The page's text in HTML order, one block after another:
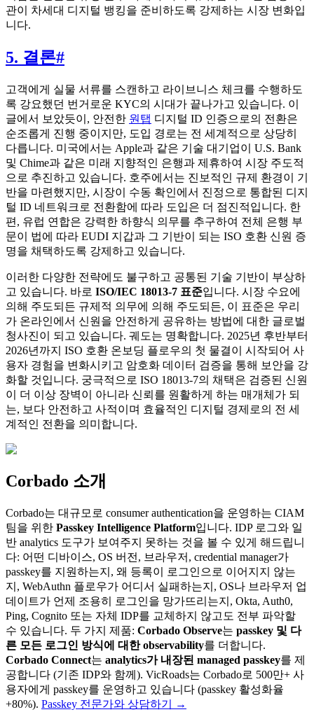
관이 차세대 디지털 뱅킹을 준비하도록 강제하는 시장 변화입
니다.
5. 결론#
고객에게 실물 서류를 스캔하고 라이브니스 체크를 수행하도
록 강요했던 번거로운 KYC의 시대가 끝나가고 있습니다. 이
글에서 보았듯이, 안전한 원탭 디지털 ID 인증으로의 전환은
순조롭게 진행 중이지만, 도입 경로는 전 세계적으로 상당히
다릅니다. 미국에서는 Apple과 같은 기술 대기업이 U.S. Bank
및 Chime과 같은 미래 지향적인 은행과 제휴하여 시장 주도적
으로 추진하고 있습니다. 호주에서는 진보적인 규제 환경이 기
반을 마련했지만, 시장이 수동 확인에서 진정으로 통합된 디지
털 ID 네트워크로 전환함에 따라 도입은 더 점진적입니다. 한
편, 유럽 연합은 강력한 하향식 의무를 추구하여 전체 은행 부
문이 법에 따라 EUDI 지갑과 그 기반이 되는 ISO 호환 신원 증
명을 채택하도록 강제하고 있습니다.
이러한 다양한 전략에도 불구하고 공통된 기술 기반이 부상하
고 있습니다. 바로 ISO/IEC 18013-7 표준입니다. 시장 수요에
의해 주도되든 규제적 의무에 의해 주도되든, 이 표준은 우리
가 온라인에서 신원을 안전하게 공유하는 방법에 대한 글로벌
청사진이 되고 있습니다. 궤도는 명확합니다. 2025년 후반부터
2026년까지 ISO 호환 온보딩 플로우의 첫 물결이 시작되어 사
용자 경험을 변화시키고 암호화 데이터 검증을 통해 보안을 강
화할 것입니다. 궁극적으로 ISO 18013-7의 채택은 검증된 신원
이 더 이상 장벽이 아니라 신뢰를 원활하게 하는 매개체가 되
는, 보다 안전하고 사적이며 효율적인 디지털 경제로의 전 세
계적인 전환을 의미합니다.
Corbado 소개
Corbado는 대규모로 consumer authentication을 운영하는 CIAM
팀을 위한 Passkey Intelligence Platform입니다. IDP 로그와 일
반 analytics 도구가 보여주지 못하는 것을 볼 수 있게 해드립니
다: 어떤 디바이스, OS 버전, 브라우저, credential manager가
passkey를 지원하는지, 왜 등록이 로그인으로 이어지지 않는
지, WebAuthn 플로우가 어디서 실패하는지, OS나 브라우저 업
데이트가 언제 조용히 로그인을 망가뜨리는지, Okta, Auth0,
Ping, Cognito 또는 자체 IDP를 교체하지 않고도 전부 파악할
수 있습니다. 두 가지 제품: Corbado Observe는 passkey 및 다
른 모든 로그인 방식에 대한 observability를 더합니다.
Corbado Connect는 analytics가 내장된 managed passkey를 제
공합니다 (기존 IDP와 함께). VicRoads는 Corbado로 500만+ 사
용자에게 passkey를 운영하고 있습니다 (passkey 활성화율
+80%). Passkey 전문가와 상담하기 →